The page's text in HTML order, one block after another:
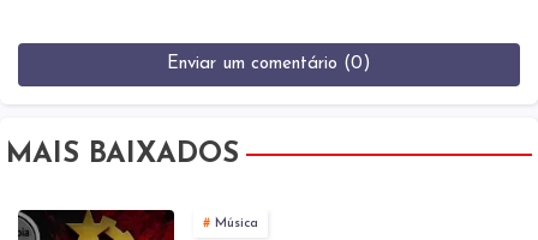
Enviar um comentário (0)
MAIS BAIXADOS
Música